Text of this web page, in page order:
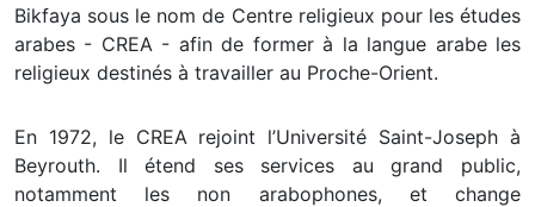
Bikfaya sous le nom de Centre religieux pour les études
arabes - CREA - afin de former à la langue arabe les
religieux destinés à travailler au Proche-Orient.
En 1972, le CREA rejoint l’Université Saint-Joseph à
Beyrouth. Il étend ses services au grand public,
notamment les non arabophones, et change